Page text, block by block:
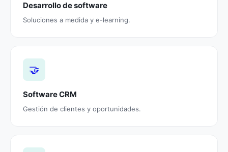
Desarrollo de software
Soluciones a medida y e-learning.
🤝
Software CRM
Gestión de clientes y oportunidades.